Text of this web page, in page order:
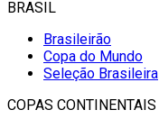
BRASIL
Brasileirão
Copa do Mundo
Seleção Brasileira
COPAS CONTINENTAIS